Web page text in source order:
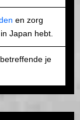
en zorg
in Japan hebt.
je